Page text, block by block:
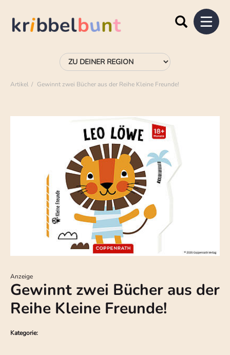
Artikel Gewinnt zwei Bücher aus der Reihe Kleine Freunde!
Anzeige
Gewinnt zwei Bücher aus der
Reihe Kleine Freunde!
Kategorie: